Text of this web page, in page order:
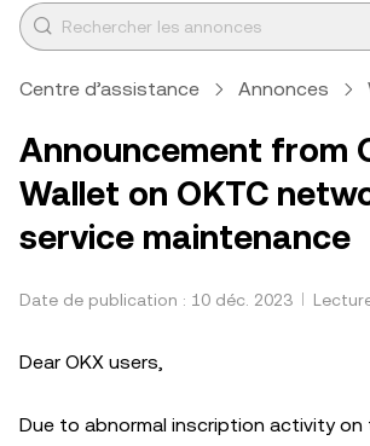
Centre d’assistance Annonces
Announcement from
Wallet on OKTC
service maintenance
Date de publication : 10 déc. 2023
Dear OKX users,
Due to abnormal inscription activity on